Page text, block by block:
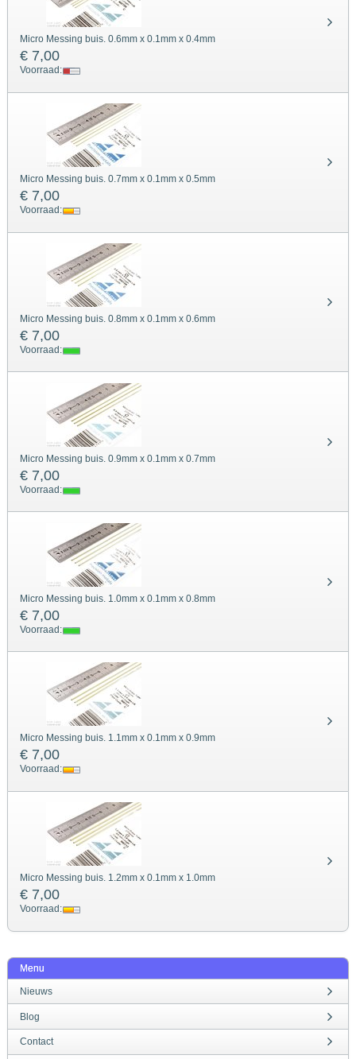
Micro Messing buis. 0.6mm x 0.1mm x 0.4mm
€ 7,00
Voorraad:
Micro Messing buis. 0.7mm x 0.1mm x 0.5mm
€ 7,00
Voorraad:
Micro Messing buis. 0.8mm x 0.1mm x 0.6mm
€ 7,00
Voorraad:
Micro Messing buis. 0.9mm x 0.1mm x 0.7mm
€ 7,00
Voorraad:
Micro Messing buis. 1.0mm x 0.1mm x 0.8mm
€ 7,00
Voorraad:
Micro Messing buis. 1.1mm x 0.1mm x 0.9mm
€ 7,00
Voorraad:
Micro Messing buis. 1.2mm x 0.1mm x 1.0mm
€ 7,00
Voorraad:
Menu
Nieuws
Blog
Contact